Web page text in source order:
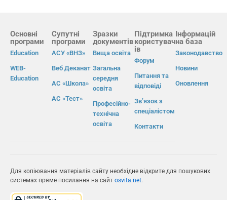
Основні
програми
Education
WEB-
Education
Супутні
програми
АСУ «ВНЗ»
Веб Деканат
АС «Школа»
АС «Тест»
Зразки
документів
Вища освіта
Загальна
середня
освіта
Професійно-
технічна
освіта
Підтримка
користувач
ів
Форум
Питання та
відповіді
Зв’язок з
спеціалістом
Контакти
Інформацій
на база
Законодавство
Новини
Оновлення
Для копіювання матеріалів сайту необхідне відкрите для пошукових
системах пряме посилання на сайт osvita.net.